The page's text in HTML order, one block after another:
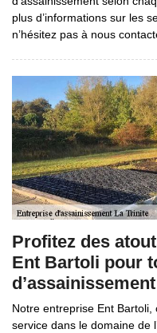
plus d’informations sur les
n’hésitez pas à nous
Profitez des
Ent Bartoli pour
d’assainissement
Notre entreprise Ent Bartoli,
service dans le domaine de